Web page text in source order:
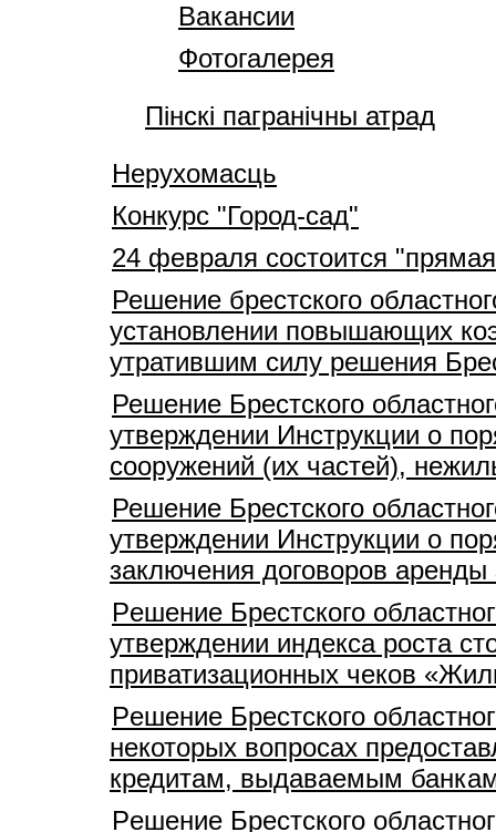
Вакансии
Фотогалерея
Пінскі пагранічны атрад
Нерухомасць
Конкурс "Город-сад"
24 февраля состоится
Решение брестского
установлении повышающих
утратившим силу решения
Решение Брестского
утверждении Инструкции о
сооружений (их частей),
Решение Брестского
утверждении Инструкции о
заключения договоров
Pешение Брестского
утверждении индекса роста
приватизационных чеков
Pешение Брестского
некоторых вопросах
кредитам, выдаваемым
Pешение Брестского